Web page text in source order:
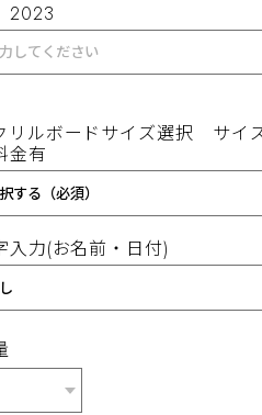
2023
リルボードサイズ選択 サイ
金有
入力(お名前・日付)